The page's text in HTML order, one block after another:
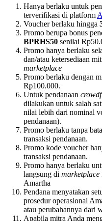
Hanya berlaku untuk
terverifikasi di platform
Voucher berlaku hingga
Promo berupa bonus
BPRHS50 senilai
Promo hanya berlaku
dan/atau ketersediaan
marketplace
Promo berlaku dengan
Rp100.000.
Untuk pendanaan
dilakukan untuk salah
nilai lebih dari nominal
pendanaan).
Promo berlaku tanpa
transaksi pendanaan.
Promo kode voucher
transaksi pendanaan.
Promo hanya berlaku
langsung di marketplace
Amartha
Pendana menyatakan
prosedur operasional
atau perubahannya dari
Apabila mitra Anda